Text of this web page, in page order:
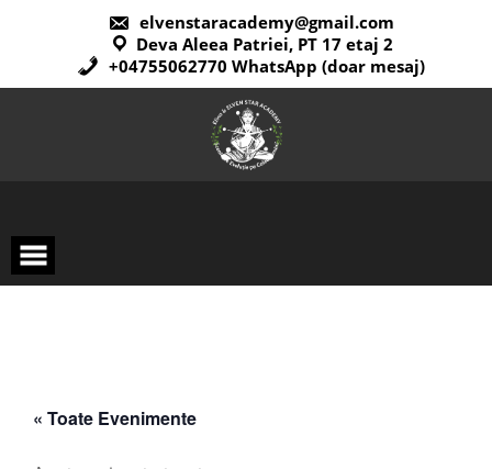
elvenstaracademy@gmail.com
Deva Aleea Patriei, PT 17 etaj 2
+04755062770 WhatsApp (doar mesaj)
« Toate Evenimente